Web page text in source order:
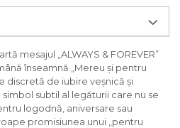
mesajul „ALWAYS & FOREVER”
înseamnă „Mereu și pentru
discretă de iubire veșnică și
subtil al legăturii care nu se
logodnă, aniversare sau
promisiunea unui „pentru